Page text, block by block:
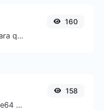
Gere um hash whirlpool para qualquer entrada de texto.
160
Decodifique a entrada Base64 para uma imagem.
158